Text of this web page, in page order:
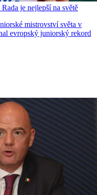
je nejlepší na světě
mistrovství světa v
evropský juniorský rekord